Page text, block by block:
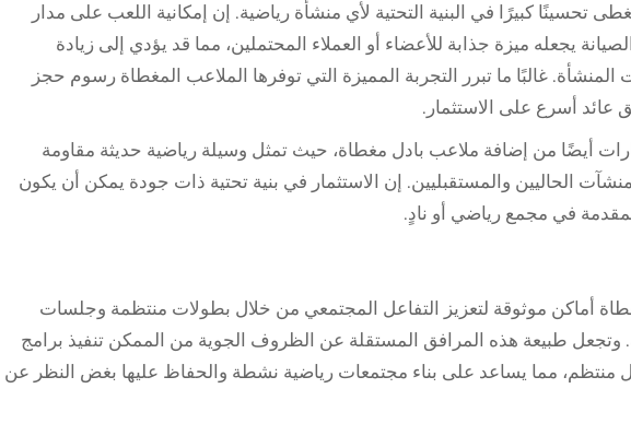
تحسينًا كبيرًا في البنية التحتية لأي منشأة رياضية. إن إمكانية اللعب على مدار
يجعله ميزة جذابة للأعضاء أو العملاء المحتملين، مما قد يؤدي إلى زيادة
المنشأة. غالبًا ما تبرر التجربة المميزة التي توفرها الملاعب المغطاة رسوم حجز
عائد أسرع على الاستثمار.
أيضًا من إضافة ملاعب بادل مغطاة، حيث تمثل وسيلة رياضية حديثة مقاومة
الحاليين والمستقبليين. إن الاستثمار في بنية تحتية ذات جودة يمكن أن يكون
في مجمع رياضي أو نادٍ.
أماكن موثوقة لتعزيز التفاعل المجتمعي من خلال بطولات منتظمة وجلسات
وتجعل طبيعة هذه المرافق المستقلة عن الظروف الجوية من الممكن تنفيذ برامج
منتظم، مما يساعد على بناء مجتمعات رياضية نشطة والحفاظ عليها بغض النظر عن